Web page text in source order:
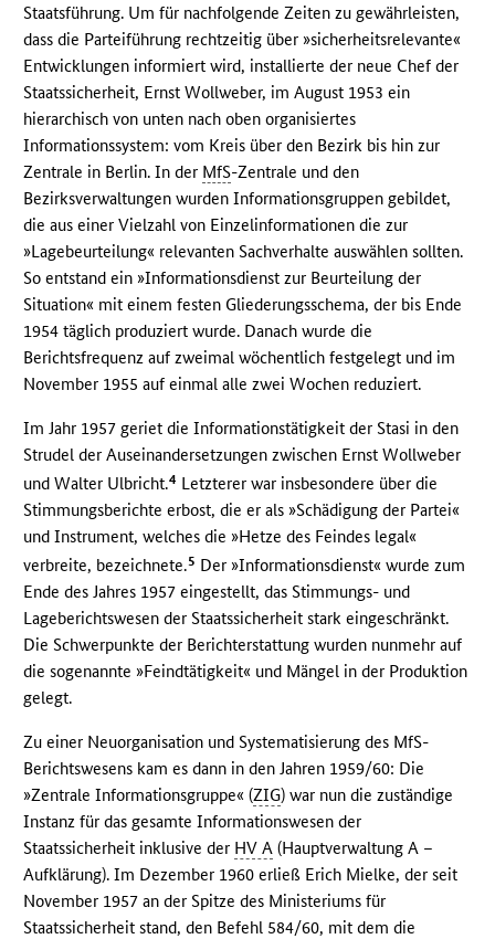
Staatsführung. Um für nachfolgende Zeiten zu gewährleisten,
dass die Parteiführung rechtzeitig über »sicherheitsrelevante«
Entwicklungen informiert wird, installierte der neue Chef der
Staatssicherheit, Ernst Wollweber, im August 1953 ein
hierarchisch von unten nach oben organisiertes
Informationssystem: vom Kreis über den Bezirk bis hin zur
Zentrale in Berlin. In der MfS-Zentrale und den
Bezirksverwaltungen wurden Informationsgruppen gebildet,
die aus einer Vielzahl von Einzelinformationen die zur
»Lagebeurteilung« relevanten Sachverhalte auswählen sollten.
So entstand ein »Informationsdienst zur Beurteilung der
Situation« mit einem festen Gliederungsschema, der bis Ende
1954 täglich produziert wurde. Danach wurde die
Berichtsfrequenz auf zweimal wöchentlich festgelegt und im
November 1955 auf einmal alle zwei Wochen reduziert.
Im Jahr 1957 geriet die Informationstätigkeit der Stasi in den
Strudel der Auseinandersetzungen zwischen Ernst Wollweber
und Walter Ulbricht.4 Letzterer war insbesondere über die
Stimmungsberichte erbost, die er als »Schädigung der Partei«
und Instrument, welches die »Hetze des Feindes legal«
verbreite, bezeichnete.5 Der »Informationsdienst« wurde zum
Ende des Jahres 1957 eingestellt, das Stimmungs- und
Lageberichtswesen der Staatssicherheit stark eingeschränkt.
Die Schwerpunkte der Berichterstattung wurden nunmehr auf
die sogenannte »Feindtätigkeit« und Mängel in der Produktion
gelegt.
Zu einer Neuorganisation und Systematisierung des MfS-
Berichtswesens kam es dann in den Jahren 1959/60: Die
»Zentrale Informationsgruppe« (ZIG) war nun die zuständige
Instanz für das gesamte Informationswesen der
Staatssicherheit inklusive der HV A (Hauptverwaltung A –
Aufklärung). Im Dezember 1960 erließ Erich Mielke, der seit
November 1957 an der Spitze des Ministeriums für
Staatssicherheit stand, den Befehl 584/60, mit dem die